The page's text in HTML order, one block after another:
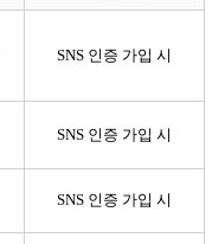
SNS 인증 가입 시
SNS 인증 가입 시
SNS 인증 가입 시